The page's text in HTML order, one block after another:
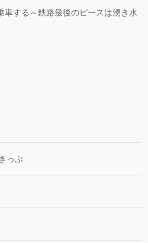
車する～鉄路最後のピースは湧き水
っぷ